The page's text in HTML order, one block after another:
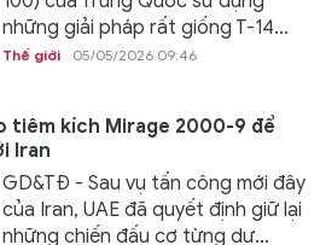
những giải pháp rất giống T-14...
Thế giới 05/05/2026 09:46
tiêm kích Mirage 2000-9 để
Iran
GD&TĐ - Sau vụ tấn công mới đây
của Iran, UAE đã quyết định giữ lại
những chiến đấu cơ từng dự...